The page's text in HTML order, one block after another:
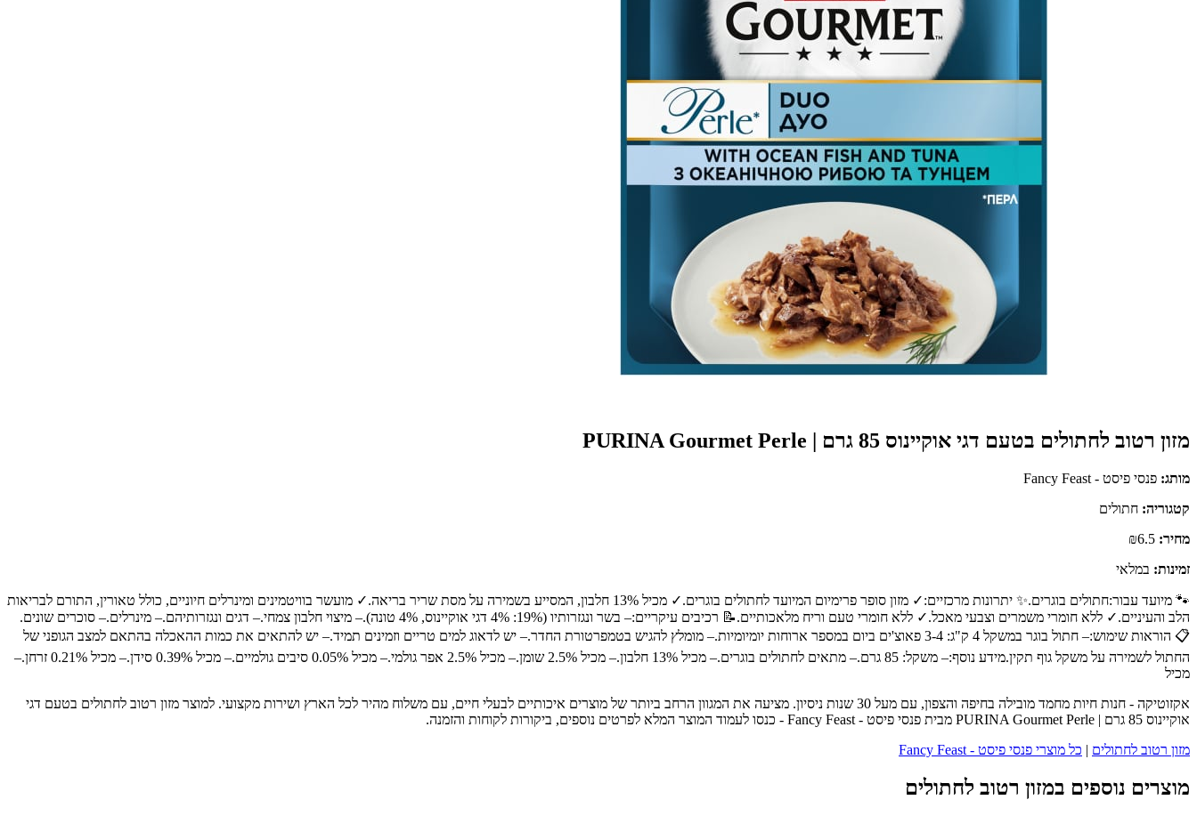
מזון רטוב לחתולים בטעם דגי אוקיינוס 85 גרם | PURINA Gourmet Perle
מותג: פנסי פיסט - Fancy Feast
קטגוריה: חתולים
מחיר:
זמינות: במלאי
🐾 מיועד עבור:חתולים בוגרים.✨ יתרונות מרכזיים:✓ מזון סופר פרימיום המיועד לחתולים בוגרים.✓ מכיל 13% חלבון, המסייע בשמירה על מסת שריר בריאה.✓ מועשר בוויטמינים ומינרלים חיוניים, כולל טאורין, התורם לבריאות
הלב והעיניים.✓ ללא חומרי משמרים וצבעי מאכל.✓ ללא חומרי טעם וריח מלאכותיים.📝 רכיבים עיקריים:– בשר ונגזרותיו (19%: 4% דגי אוקיינוס, 4% טונה).– מיצוי חלבון צמחי.– דגים ונגזרותיהם.– מינרלים.– סוכרים שונים.
📋 הוראות שימוש:– חתול בוגר במשקל 4 ק"ג: 3-4 פאוצ'ים ביום במספר ארוחות יומיומיות.– מומלץ להגיש בטמפרטורת החדר.– יש לדאוג למים טריים וזמינים תמיד.– יש להתאים את כמות ההאכלה בהתאם למצב הגופני של
החתול לשמירה על משקל גוף תקין.מידע נוסף:– משקל: 85 גרם.– מתאים לחתולים בוגרים.– מכיל 13% חלבון.– מכיל 2.5% שומן.– מכיל 2.5% אפר גולמי.– מכיל 0.05% סיבים גולמיים.– מכיל 0.39% סידן.– מכיל 0.21% זרחן.–
מכיל
אקזוטיקה - חנות חיות מחמד מובילה בחיפה והצפון, עם מעל 30 שנות ניסיון. מציעה את המגוון הרחב ביותר של מוצרים איכותיים לבעלי חיים, עם משלוח מהיר לכל הארץ ושירות מקצועי. למוצר מזון רטוב לחתולים בטעם דגי
אוקיינוס 85 גרם | PURINA Gourmet Perle מבית פנסי פיסט - Fancy Feast - כנסו לעמוד המוצר המלא לפרטים נוספים, ביקורות לקוחות והזמנה.
מזון רטוב לחתולים | כל מוצרי פנסי פיסט - Fancy Feast
מוצרים נוספים במזון רטוב לחתולים